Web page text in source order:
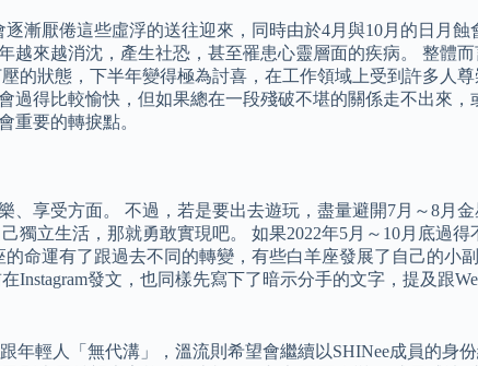
漸厭倦這些虛浮的送往迎來，同時由於4月與10月的日月
來越消沈，產生社恐，甚至罹患心靈層面的疾病。 整體
的狀態，下半年變得極為討喜，在工作領域上受到許多人
得比較愉快，但如果總在一段殘破不堪的關係走不出來
重要的轉捩點。
享受方面。 不過，若是要出去遊玩，盡量避開7月～8月
立生活，那就勇敢實現吧。 如果2022年5月～10月底過
命運有了跟過去不同的轉變，有些白羊座發展了自己的小
發文，也同樣先寫下了暗示分手的文字，提及跟
輕人「無代溝」，溫流則希望會繼續以SHINee成員的身